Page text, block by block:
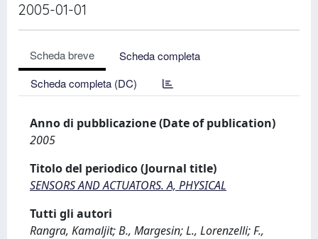
2005-01-01
Scheda breve
Scheda completa
Scheda completa (DC)
Anno di pubblicazione (Date of publication)
2005
Titolo del periodico (Journal title)
SENSORS AND ACTUATORS. A, PHYSICAL
Tutti gli autori
Rangra, Kamaljit; B., Margesin; L., Lorenzelli; F.,